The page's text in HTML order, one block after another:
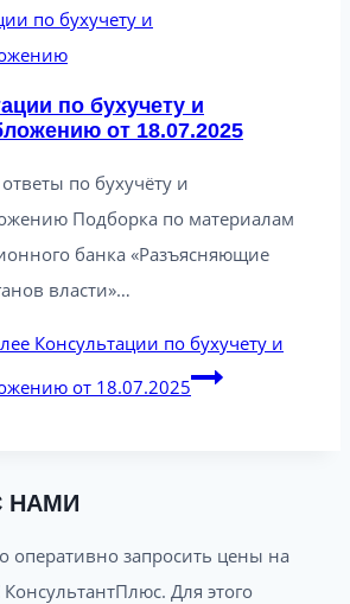
по бухучету и
по бухучету и
от 18.07.2025
по бухучёту и
Подборка по материалам
банка «Разъясняющие
власти»…
Консультации по бухучету и
от 18.07.2025
НАМИ
оперативно запросить цены на
Для этого